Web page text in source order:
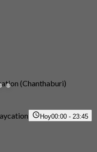
(Chanthaburi)
Hoy00:00 - 23:45